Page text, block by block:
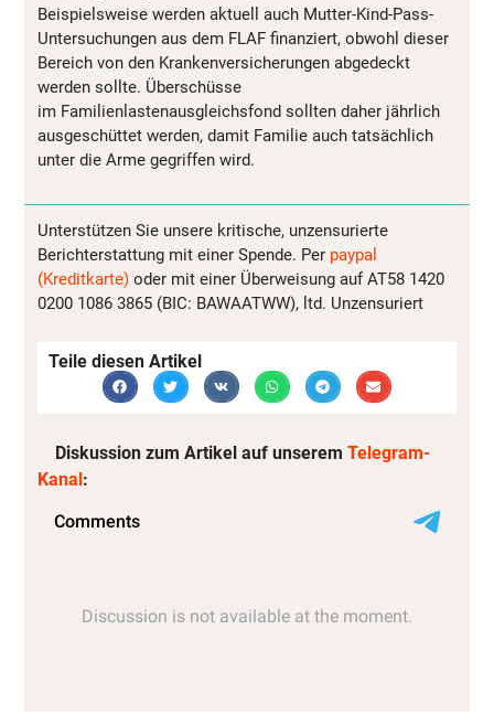
Beispielsweise werden aktuell auch Mutter-Kind-Pass-
Untersuchungen aus dem FLAF finanziert, obwohl dieser
Bereich von den Krankenversicherungen abgedeckt
werden sollte. Überschüsse
im Familienlastenausgleichsfond sollten daher jährlich
ausgeschüttet werden, damit Familie auch tatsächlich
unter die Arme gegriffen wird.
Unterstützen Sie unsere kritische, unzensurierte
Berichterstattung mit einer Spende. Per paypal
(Kreditkarte) oder mit einer Überweisung auf AT58 1420
0200 1086 3865 (BIC: BAWAATWW), ltd. Unzensuriert
Teile diesen Artikel
Diskussion zum Artikel auf unserem Telegram-
Kanal: